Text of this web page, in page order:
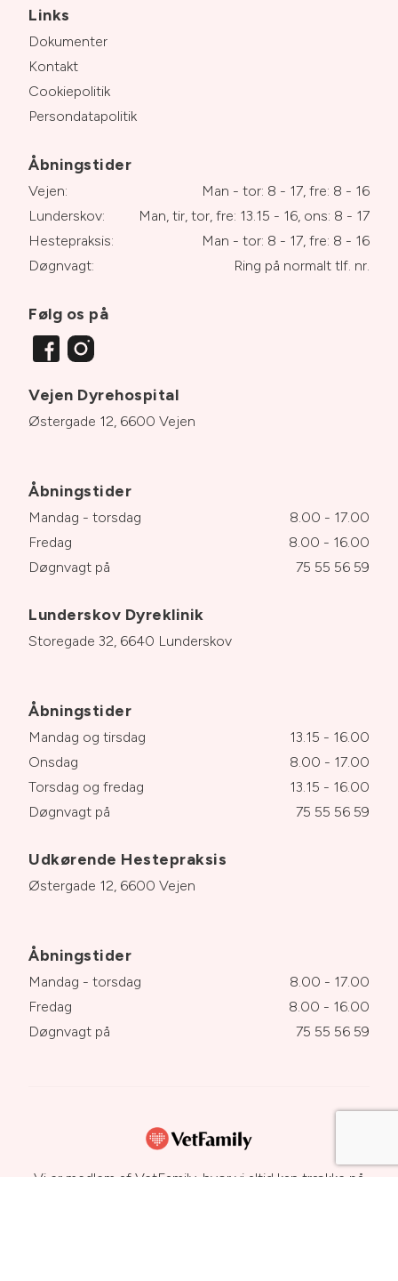
Links
Dokumenter
Kontakt
Cookiepolitik
Persondatapolitik
Åbningstider
Vejen:
Man - tor: 8 - 17, fre: 8 - 16
Lunderskov:
Man, tir, tor, fre: 13.15 - 16, ons: 8 - 17
Hestepraksis:
Man - tor: 8 - 17, fre: 8 - 16
Døgnvagt:
Ring på normalt tlf. nr.
Følg os på
Vejen Dyrehospital
Østergade 12, 6600 Vejen
Åbningstider
Mandag - torsdag
8.00 - 17.00
Fredag
8.00 - 16.00
Døgnvagt på
75 55 56 59
Lunderskov Dyreklinik
Storegade 32, 6640 Lunderskov
Åbningstider
Mandag og tirsdag
13.15 - 16.00
Onsdag
8.00 - 17.00
Torsdag og fredag
13.15 - 16.00
Døgnvagt på
75 55 56 59
Udkørende Hestepraksis
Østergade 12, 6600 Vejen
Åbningstider
Mandag - torsdag
8.00 - 17.00
Fredag
8.00 - 16.00
Døgnvagt på
75 55 56 59
Vi er medlem af VetFamily, hvor vi altid kan trække på